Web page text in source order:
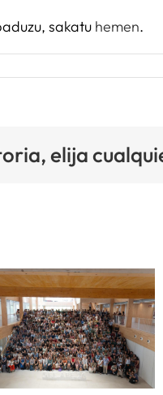
sakatu hemen.
elija